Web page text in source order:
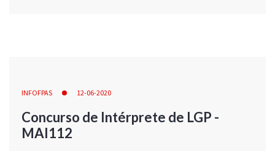
INFOFPAS 12-06-2020
Concurso de Intérprete de LGP -
MAI112